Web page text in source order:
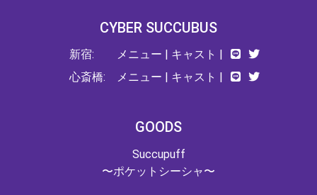
CYBER SUCCUBUS
新宿:
心斎橋:
メニュー キャスト
メニュー
キャスト
GOODS
Succupuff
〜ポケットシーシャ〜